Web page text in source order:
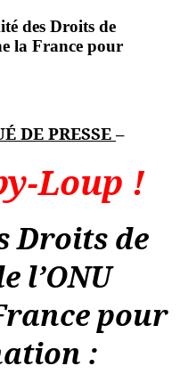
des Droits de
la France pour
DE PRESSE–
Loup !
Droits de
l’ONU
pour
: